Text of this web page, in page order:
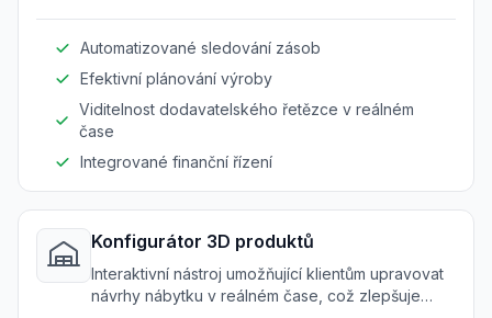
Automatizované sledování zásob
Efektivní plánování výroby
Viditelnost dodavatelského řetězce v reálném
čase
Integrované finanční řízení
Konfigurátor 3D produktů
Interaktivní nástroj umožňující klientům upravovat
návrhy nábytku v reálném čase, což zlepšuje